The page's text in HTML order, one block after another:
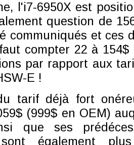
l'i7-6950X est
question de
communiqués et ces
compter 22 à
par rapport aux
E !
tarif déjà fort
(999$ en OEM)
que ses
sont également